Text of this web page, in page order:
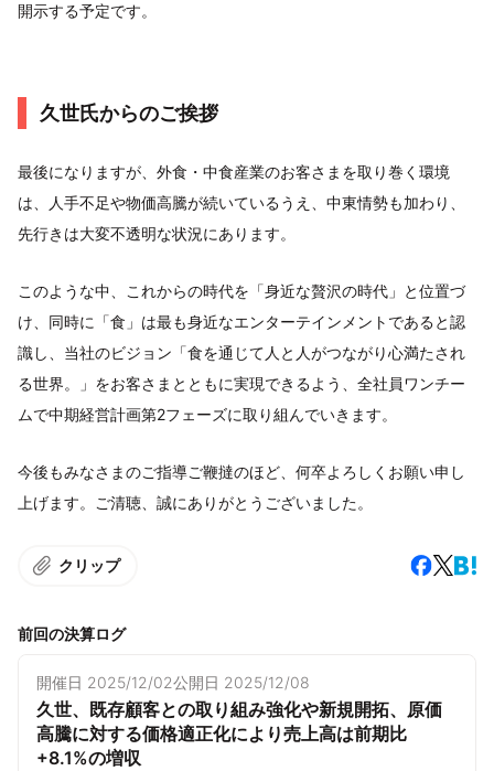
開示する予定です。
久世氏からのご挨拶
最後になりますが、外食・中食産業のお客さまを取り巻く環境
は、人手不足や物価高騰が続いているうえ、中東情勢も加わり、
先行きは大変不透明な状況にあります。
このような中、これからの時代を「身近な贅沢の時代」と位置づ
け、同時に「食」は最も身近なエンターテインメントであると認
識し、当社のビジョン「食を通じて人と人がつながり心満たされ
る世界。」をお客さまとともに実現できるよう、全社員ワンチー
ムで中期経営計画第2フェーズに取り組んでいきます。
今後もみなさまのご指導ご鞭撻のほど、何卒よろしくお願い申し
上げます。ご清聴、誠にありがとうございました。
クリップ
前回の決算ログ
開催日 2025/12/02公開日 2025/12/08
久世、既存顧客との取り組み強化や新規開拓、原価
高騰に対する価格適正化により売上高は前期比
+8.1%の増収